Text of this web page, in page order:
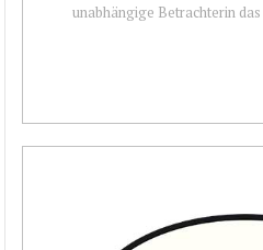
unabhängige Betrachterin das